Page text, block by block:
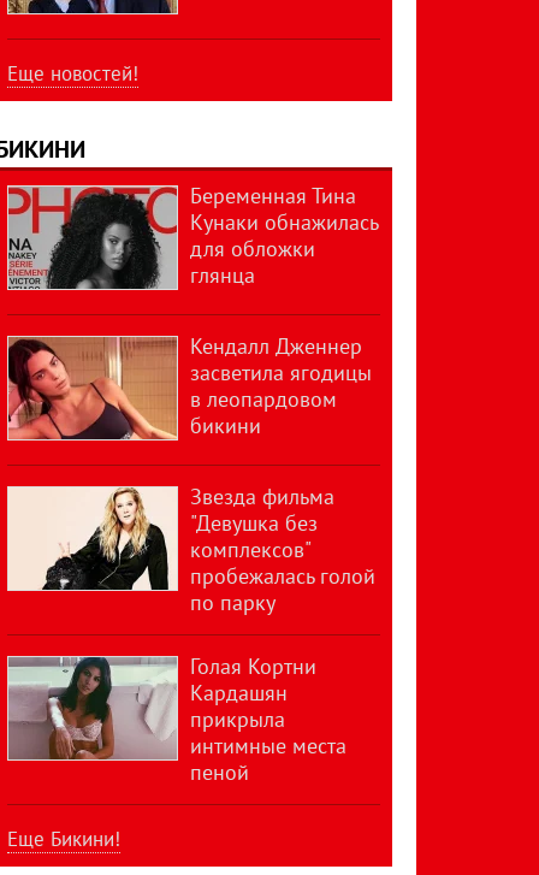
Еще новостей!
Беременная Тина
Кунаки обнажилась
для обложки
глянца
Кендалл Дженнер
засветила ягодицы
в леопардовом
бикини
Звезда фильма
"Девушка без
комплексов"
пробежалась голой
по парку
Голая Кортни
Кардашян
прикрыла
интимные места
пеной
Еще Бикини!